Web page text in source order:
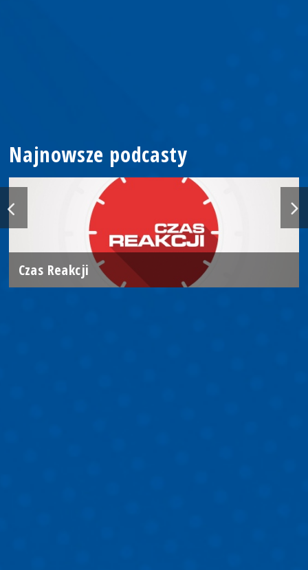
Najnowsze podcasty
Czas Reakcji